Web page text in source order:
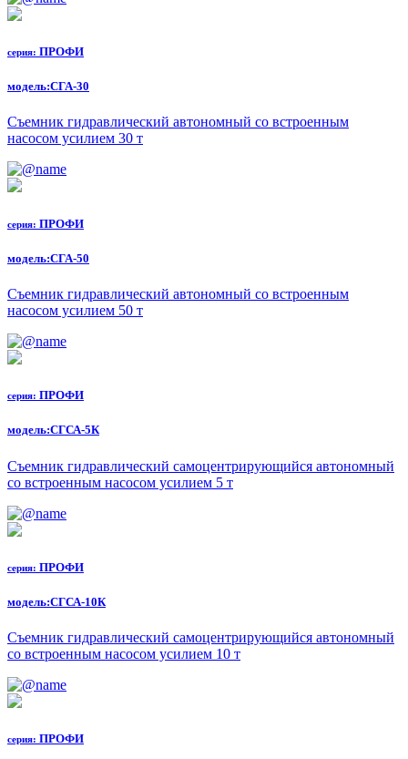
серия: ПРОФИ
модель:СГА-30
Съемник гидравлический автономный со встроенным
насосом усилием 30 т
серия: ПРОФИ
модель:СГА-50
Съемник гидравлический автономный со встроенным
насосом усилием 50 т
серия: ПРОФИ
модель:СГСА-5К
Съемник гидравлический самоцентрирующийся автономный
со встроенным насосом усилием 5 т
серия: ПРОФИ
модель:СГСА-10К
Съемник гидравлический самоцентрирующийся автономный
со встроенным насосом усилием 10 т
серия: ПРОФИ